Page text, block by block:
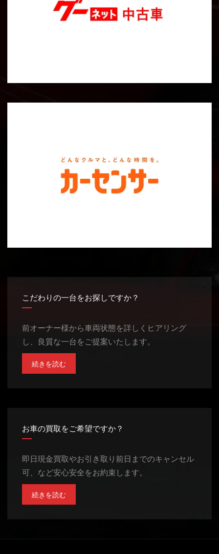
こだわりの一台をお探しですか？
前オーナー様から車両状態を詳しくヒアリング
し、良質な一台をご提案いたします。
続きを読む
お車の買取をご希望ですか？
即日現金買取やお引き取り前日までのキャンセル
可、など安心安全をお約束します。
続きを読む